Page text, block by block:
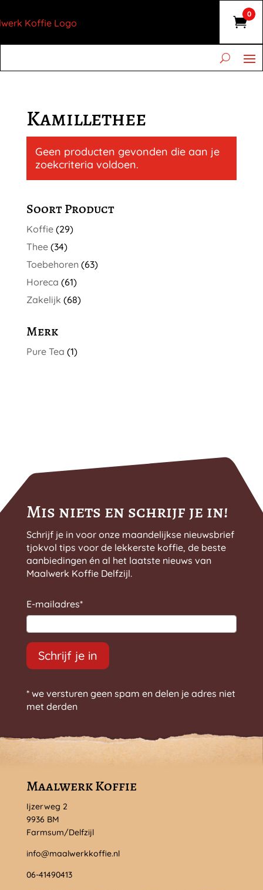
0
Kamillethee
Geen producten gevonden die aan je
zoekcriteria voldoen.
Soort Product
Koffie (29)
Thee (34)
Toebehoren (63)
Horeca (61)
Zakelijk (68)
Merk
Pure Tea (1)
Mis niets en schrijf je in!
Schrijf je in voor onze maandelijkse nieuwsbrief
tjokvol tips voor de lekkerste koffie, de beste
aanbiedingen én al het laatste nieuws van
Maalwerk Koffie Delfzijl.
E-mailadres*
Schrijf je in
* we versturen geen spam en delen je adres niet
met derden
Maalwerk Koffie
Ijzerweg 2
9936 BM
Farmsum/Delfzijl
info@maalwerkkoffie.nl
06-41490413